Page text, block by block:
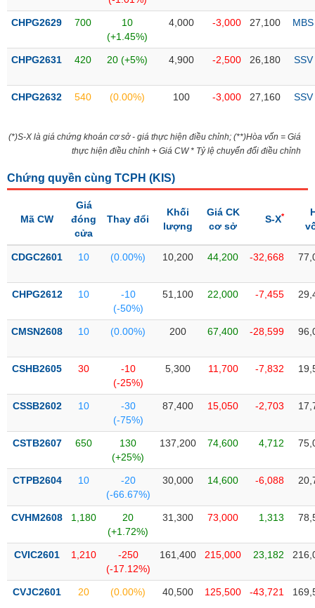
CHPG2629 700
10
(+1.45%)
4,000 -3,000 27,100 MBS
CHPG2631 420 20 (+5%) 4,900 -2,500 26,180 SSV
CHPG2632 540 (0.00%) 100 -3,000 27,160 SSV
(*)S-X là giá chứng khoán cơ sở - giá thực hiện điều chỉnh; (**)Hòa vốn = Giá
thực hiện điều chỉnh + Giá CW * Tỷ lệ chuyển đổi điều chỉnh
Chứng quyền cùng TCPH (KIS)
Mã CW
Giá
đóng
cửa
Thay đổi
Khối
lượng
Giá CK
cơ sở
S-X*
CDGC2601 10 (0.00%) 10,200 44,200 -32,668
CHPG2612 10
-10
(-50%)
51,100 22,000 -7,455
CMSN2608 10 (0.00%) 200 67,400 -28,599
CSHB2605 30
-10
(-25%)
5,300 11,700 -7,832
CSSB2602 10
-30
(-75%)
87,400 15,050 -2,703
CSTB2607 650
130
(+25%)
137,200 74,600 4,712
CTPB2604 10
-20
(-66.67%)
30,000 14,600 -6,088
CVHM2608 1,180
20
(+1.72%)
31,300 73,000 1,313
CVIC2601 1,210
-250
(-17.12%)
161,400 215,000 23,182
CVJC2601 20 (0.00%) 40,500 125,500 -43,721
SỨC
TÀI
CÔNG
THÔNG
VỤ
TRUYỀN
ÍCH
BẤT
ĐỘNG
chứng
khoán